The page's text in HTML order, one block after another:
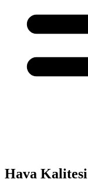
Hava Kalitesi